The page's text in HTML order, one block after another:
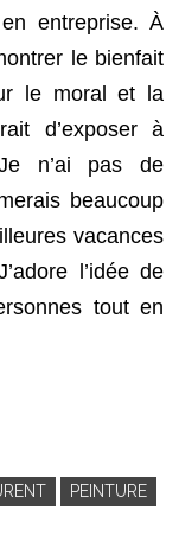
entreprise. À
le bienfait
le moral et la
d’exposer à
n’ai pas de
beaucoup
vacances
l’idée de
tout en
PEINTURE